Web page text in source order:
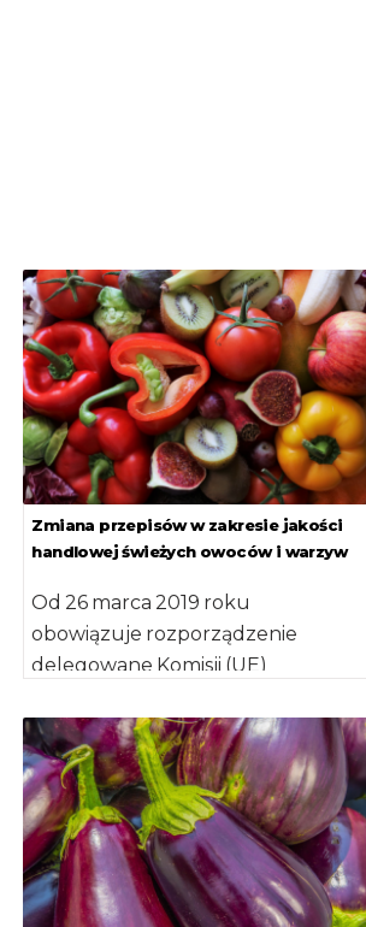
Zmiana przepisów w zakresie jakości
handlowej świeżych owoców i warzyw
Od 26 marca 2019 roku
obowiązuje rozporządzenie
delegowane Komisji (UE)
r. zmieniające rozporządzenie
wykonawcze (UE) nr 543/2011 […]